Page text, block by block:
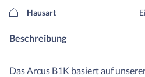
Hausart
Beschreibung
Das Arcus B1K basiert auf